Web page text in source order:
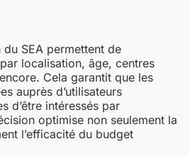
SEA permettent de
localisation, âge, centres
Cela garantit que les
auprès d’utilisateurs
d’être intéressés par
optimise non seulement la
l’efficacité du budget